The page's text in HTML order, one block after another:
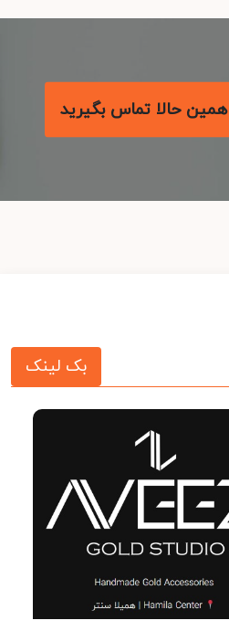
همین حالا تماس بگیرید
بک لینک